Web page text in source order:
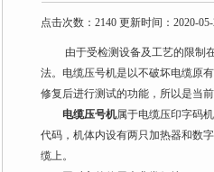
点击次数：2140 更新时间：2020-
由于受检测设备及工艺的限制在
法。电缆压号机是以不破坏电缆原
修复后进行测试的功能，所以是当
电缆压号机属于电缆压印字码
代码，机体内设有两只加热器和数
缆上。